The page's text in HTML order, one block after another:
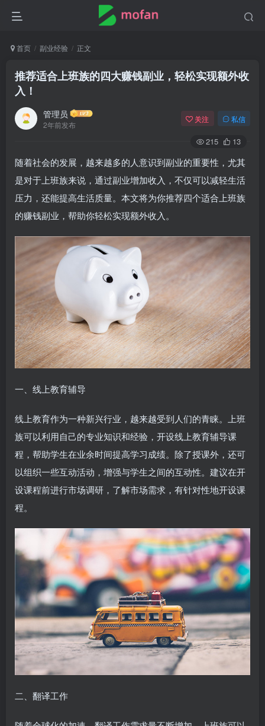
首页 副业经验 正文
推荐适合上班族的四大赚钱副业，轻松实现额外收
入！
管理员
2年前发布
关注 私信
215 13
随着社会的发展，越来越多的人意识到副业的重要性，尤其
是对于上班族来说，通过副业增加收入，不仅可以减轻生活
压力，还能提高生活质量。本文将为你推荐四个适合上班族
的赚钱副业，帮助你轻松实现额外收入。
一、线上教育辅导
线上教育作为一种新兴行业，越来越受到人们的青睐。上班
族可以利用自己的专业知识和经验，开设线上教育辅导课
程，帮助学生在业余时间提高学习成绩。除了授课外，还可
以组织一些互动活动，增强与学生之间的互动性。建议在开
设课程前进行市场调研，了解市场需求，有针对性地开设课
程。
二、翻译工作